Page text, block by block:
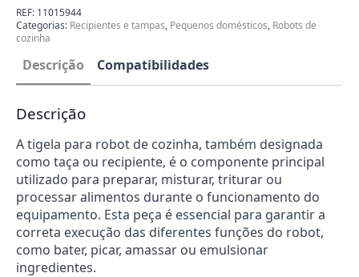
de
Cozinha
Bosch
11015944
REF: 11015944
Categorias: Recipientes e tampas, Pequenos domésticos, Robots de
cozinha
Descrição Compatibilidades
Descrição
A tigela para robot de cozinha, também designada
como taça ou recipiente, é o componente principal
utilizado para preparar, misturar, triturar ou
processar alimentos durante o funcionamento do
equipamento. Esta peça é essencial para garantir a
correta execução das diferentes funções do robot,
como bater, picar, amassar ou emulsionar
ingredientes.